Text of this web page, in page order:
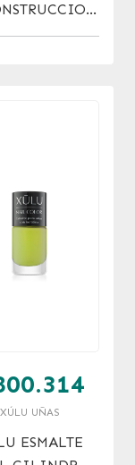
DE UÑA
XÚLU UÑAS
ESMALTE